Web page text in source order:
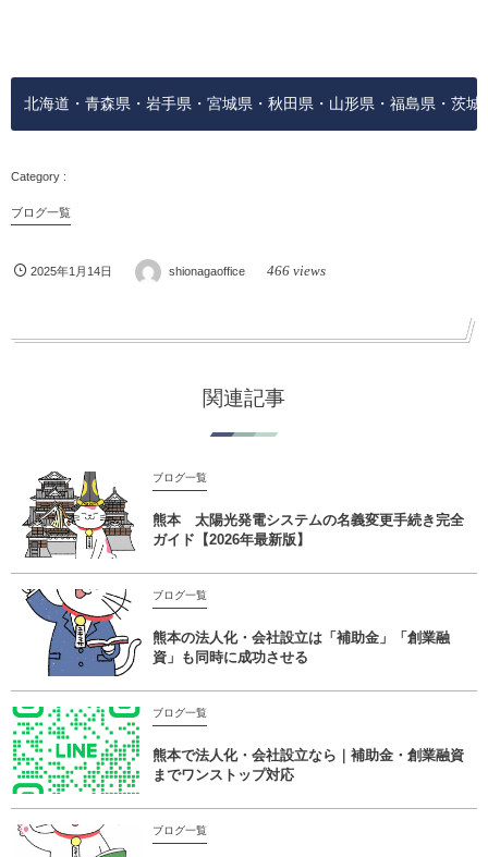
北海道・青森県・岩手県・宮城県・秋田県・山形県・福島県・茨
ブログ一覧
2025年1月14日 shionagaoffice 466 views
関連記事
ブログ一覧
熊本 太陽光発電システムの名義変更手続き完全
ガイド【2026年最新版】
ブログ一覧
熊本の法人化・会社設立は「補助金」「創業融
資」も同時に成功させる
ブログ一覧
熊本で法人化・会社設立なら｜補助金・創業融資
までワンストップ対応
ブログ一覧